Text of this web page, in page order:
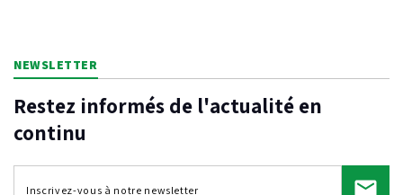
NEWSLETTER
Restez informés de l'actualité en
continu